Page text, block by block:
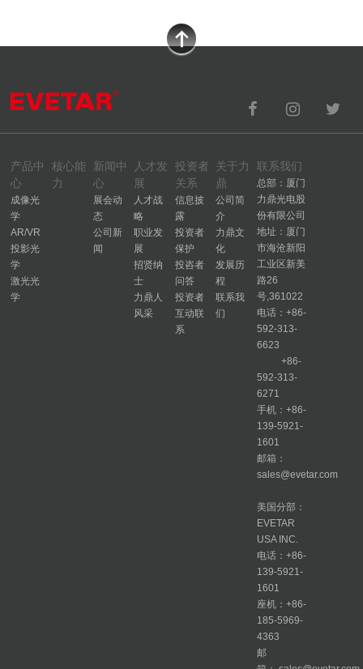
产品中
心
成像光
学
AR/VR
投影光
学
激光光
学
核心能
力
新闻中
心
展会动
态
公司新
闻
人才发
展
人才战
略
职业发
展
招贤纳
士
力鼎人
风采
投资者
关系
信息披
露
投资者
保护
投咨者
问答
投资者
互动联
系
关于力
鼎
公司简
介
力鼎文
化
发展历
程
联系我
们
联系我们
总部：厦门
力鼎光电股
份有限公司
地址：厦门
市海沧新阳
工业区新美
路26
号,361022
电话：+86-
592-313-
6623
+86-
592-313-
6271
手机：+86-
139-5921-
1601
邮箱：
sales@evetar.com
美国分部：
EVETAR
USA INC.
电话：+86-
139-5921-
1601
座机：+86-
185-5969-
4363
邮